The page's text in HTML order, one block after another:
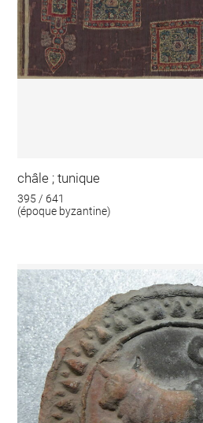
châle ; tunique
395 / 641
(époque byzantine)